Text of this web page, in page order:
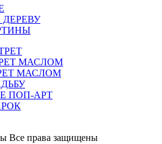
МАСЛОМ
МАСЛОМ
ПОП-АРТ
Все права защищены